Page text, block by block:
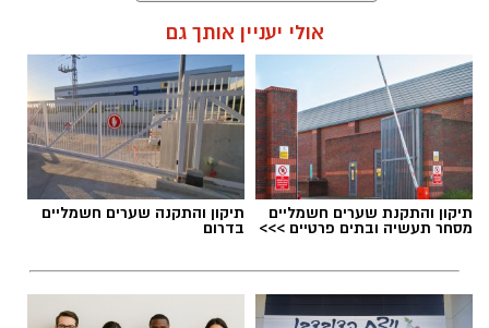
אלדה נתנאל / 17:55 06.08.26
תגים:דרושים
אולי יעניין אותך גם
תיקון והתקנת שערים חשמליים
מסחר תעשיה ובתים פרטיים >>>
תיקון והתקנה שערים חשמליים
בדרום